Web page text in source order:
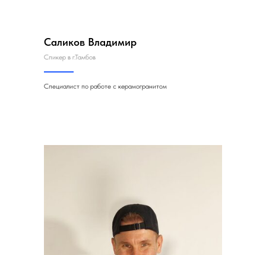
Саликов Владимир
Спикер в г.Тамбов
Специалист по работе с керамогранитом